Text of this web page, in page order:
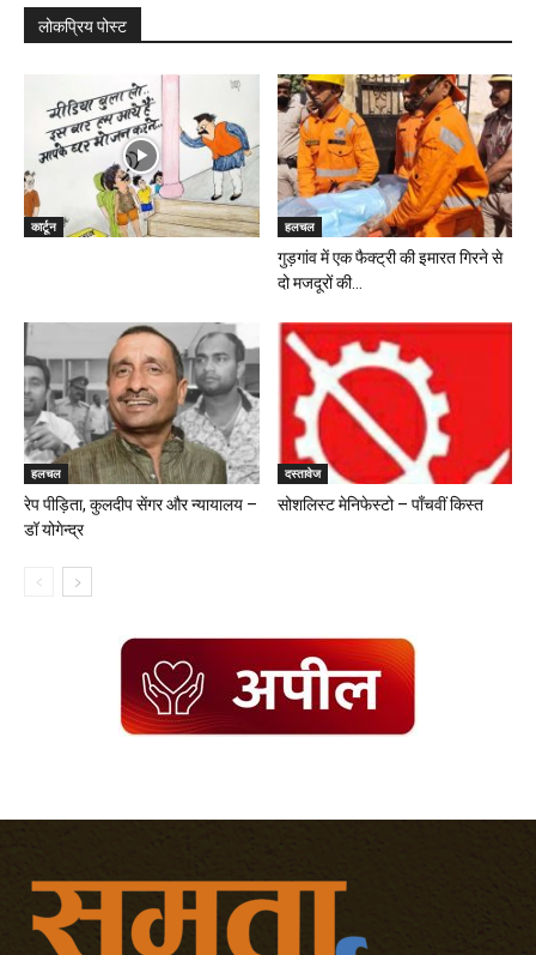
लोकप्रिय पोस्ट
कार्टून हलचल
गुड़गांव में एक फैक्ट्री की इमारत गिरने से
दो मजदूरों की...
हलचल
रेप पीड़िता, कुलदीप सेंगर और न्यायालय –
डॉ योगेन्द्र
दस्तावेज
सोशलिस्ट मेनिफेस्टो – पाँचवीं किस्त